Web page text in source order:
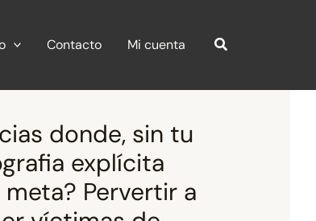
Contacto Mi cuenta
donde, sin tu
explícita
Pervertir a